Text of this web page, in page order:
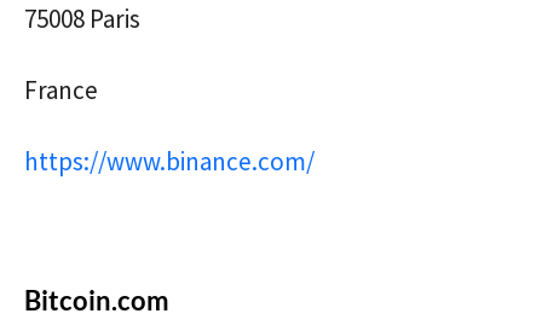
75008 Paris
France
https://www.binance.com/
Bitcoin.com